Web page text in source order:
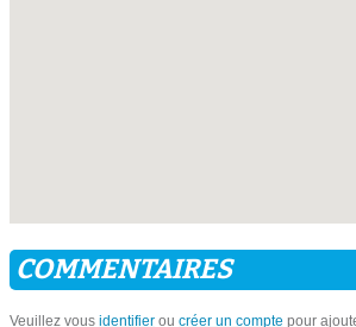
COMMENTAIRES
Veuillez vous identifier ou créer un compte pour